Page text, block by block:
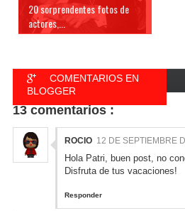
20 sorprendentes fotos de
actores,...
COMENTARIOS EN
BLOGGER
13 comentarios :
ROCIO 12 DE SEPTIEMBRE
Hola Patri, buen post, no
Disfruta de tus vacaciones!
Responder